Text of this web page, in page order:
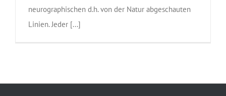
neurographischen d.h. von der Natur abgeschauten
Linien. Jeder [...]